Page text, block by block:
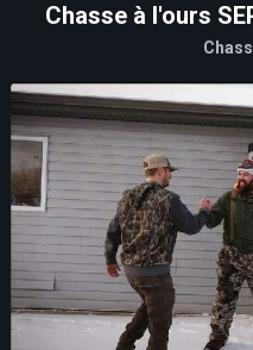
Chasse à l'ours